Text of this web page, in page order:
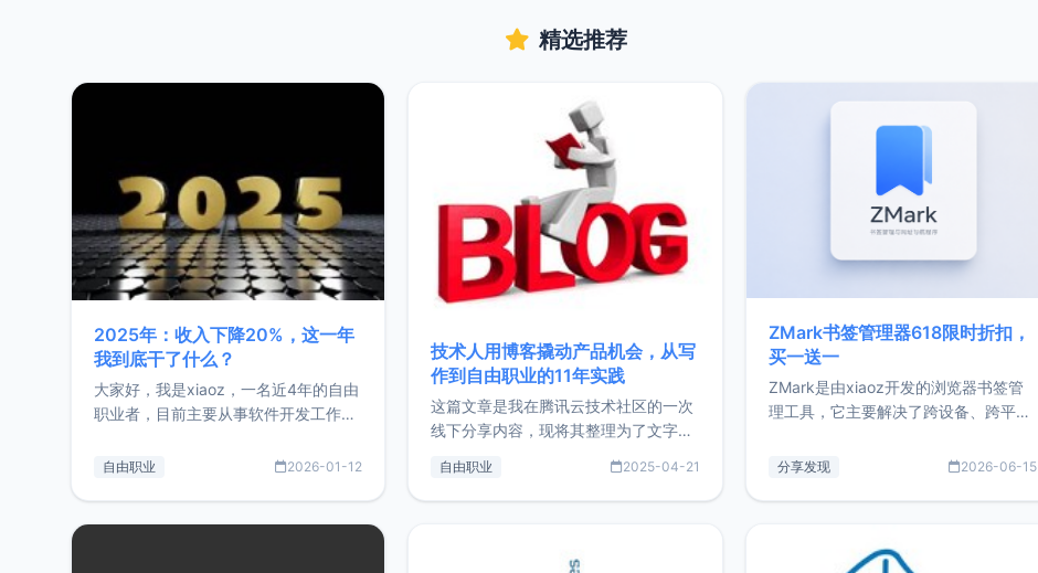
精选推荐
2025年：收入下降20%，这一年
我到底干了什么？
大家好，我是xiaoz，一名近4年的自由
职业者，目前主要从事软件开发工作。
的总结，内容主要包括：工作、学习、
自由职业 2026-01-12
技术人用博客撬动产品机会，从写
作到自由职业的11年实践
这篇文章是我在腾讯云技术社区的一次
线下分享内容，现将其整理为了文字
版，分享了写博客11年来的经历，以及
通过博客过渡到做产品和走向自由职业
的一个小故事。文中还首次公开了我的
自由职业 2025-04-21
ZMark书签管理器618限时折扣，
买一送一
ZMark是由xiaoz开发的浏览器书签管
理工具，它主要解决了跨设备、跨平
做到一处部署、随处访问。同时，它还
量级： 使用Bun + Hono.js
分享发现 2026-06-15